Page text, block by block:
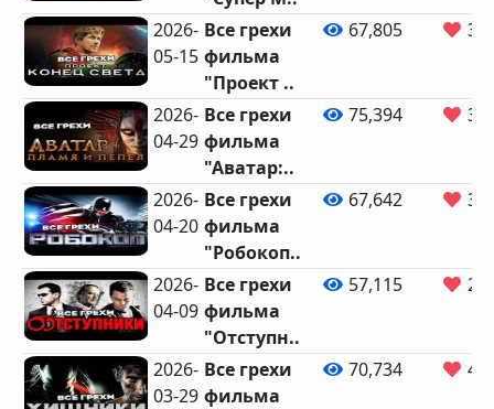
2026-
05-15
Все грехи
фильма
"Проект ..
67,805
2026-
04-29
Все грехи
фильма
"Аватар:..
75,394
2026-
04-20
Все грехи
фильма
"Робокоп..
67,642
2026-
04-09
Все грехи
фильма
"Отступн..
57,115
2026-
03-29
Все грехи
фильма
70,734